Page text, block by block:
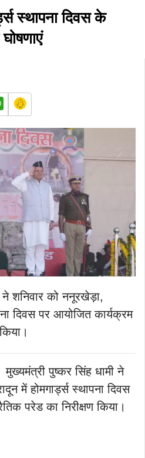
स्थापना दिवस के
ने शनिवार को ननूरखेड़ा,
दिवस पर आयोजित कार्यक्रम
मुख्यमंत्री पुष्कर सिंह धामी ने
में होमगार्ड्स स्थापना दिवस
परेड का निरीक्षण किया।